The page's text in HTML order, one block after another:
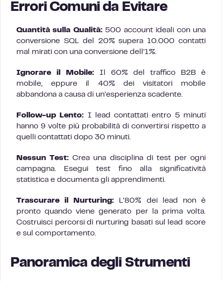
Errori Comuni da Evitare
Quantità sulla Qualità:500 account ideali con una
conversione SQL del 20% supera 10.000 contatti
mal mirati con una conversione dell’1%.
Ignorare il Mobile: Il 60% del traffico B2B è
mobile, eppure il 40% dei visitatori mobile
abbandona a causa di un’esperienza scadente.
Follow-up Lento: I lead contattati entro 5 minuti
hanno 9 volte più probabilità di convertirsi rispetto a
quelli contattati dopo 30 minuti.
Nessun Test: Crea una disciplina di test per ogni
campagna. Esegui test fino alla significatività
statistica e documenta gli apprendimenti.
Trascurare il Nurturing: L’80% dei lead non è
pronto quando viene generato per la prima volta.
Costruisci percorsi di nurturing basati sul lead score
e sul comportamento.
Panoramica degli Strumenti